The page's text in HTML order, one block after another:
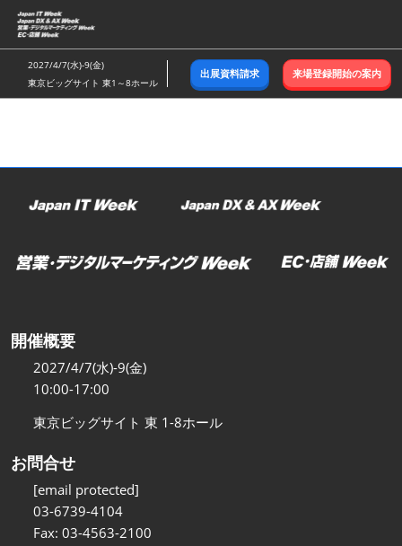
ス
キ
ッ
し
む
2027/4/7(水)-9(金)
東京ビッグサイト 東1～8ホール
出展資料請求 来場登録開始の案内
開催概要
2027/4/7(水)-9(金)
10:00-17:00
東京ビッグサイト 東 1-8ホール
お問合せ
[email protected]
03-6739-4104
Fax: 03-4563-2100